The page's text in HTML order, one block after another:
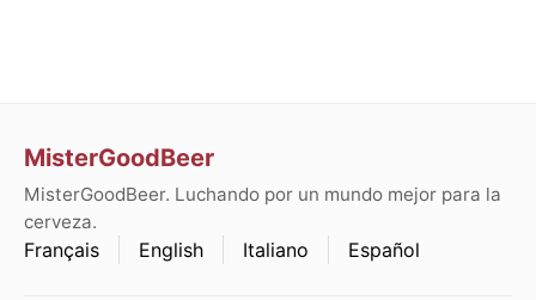
MisterGoodBeer
MisterGoodBeer. Luchando por un mundo mejor para la
cerveza.
Français English Italiano Español